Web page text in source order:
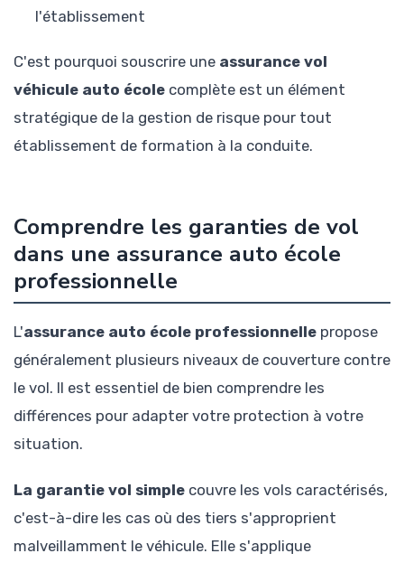
l'établissement
C'est pourquoi souscrire une assurance vol
véhicule auto école complète est un élément
stratégique de la gestion de risque pour tout
établissement de formation à la conduite.
Comprendre les garanties de vol
dans une assurance auto école
professionnelle
L'assurance auto école professionnelle propose
généralement plusieurs niveaux de couverture contre
le vol. Il est essentiel de bien comprendre les
différences pour adapter votre protection à votre
situation.
La garantie vol simple couvre les vols caractérisés,
c'est-à-dire les cas où des tiers s'approprient
malveillamment le véhicule. Elle s'applique